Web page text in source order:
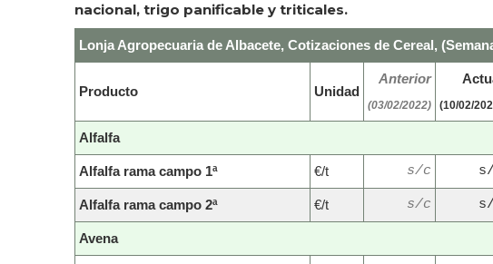
nacional, trigo panificable y triticales.
Lonja Agropecuaria de Albacete, Cotizaciones de Cereal,
Producto Unidad
Anterior
(03/02/2022) (10/02/
Alfalfa
Alfalfa rama campo 1ª €/t s/c
Alfalfa rama campo 2ª €/t s/c
Avena